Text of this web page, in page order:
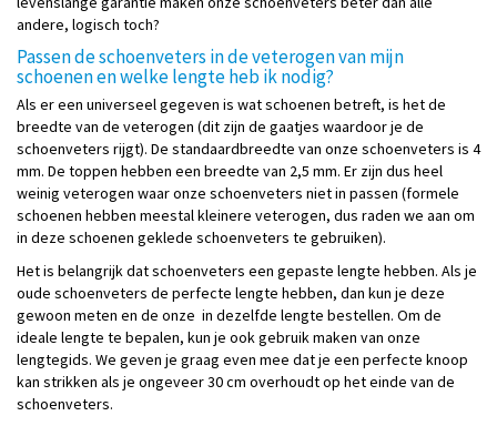
andere, logisch toch?
Passen de schoenveters in de veterogen van mijn
schoenen en welke lengte heb ik nodig?
Als er een universeel gegeven is wat schoenen betreft, is het de
breedte van de veterogen (dit zijn de gaatjes waardoor je de
schoenveters rijgt). De standaardbreedte van onze schoenveters is 4
mm. De toppen hebben een breedte van 2,5 mm. Er zijn dus heel
weinig veterogen waar onze schoenveters niet in passen (formele
schoenen hebben meestal kleinere veterogen, dus raden we aan om
in deze schoenen geklede schoenveters te gebruiken).
Het is belangrijk dat schoenveters een gepaste lengte hebben. Als je
oude schoenveters de perfecte lengte hebben, dan kun je deze
gewoon meten en de onze in dezelfde lengte bestellen. Om de
ideale lengte te bepalen, kun je ook gebruik maken van onze
lengtegids. We geven je graag even mee dat je een perfecte knoop
kan strikken als je ongeveer 30 cm overhoudt op het einde van de
schoenveters.